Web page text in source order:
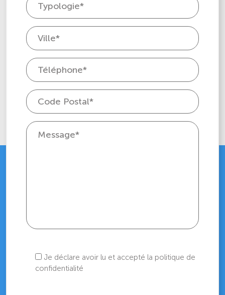
Je déclare avoir lu et accepté la politique de
confidentialité